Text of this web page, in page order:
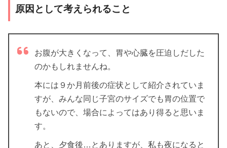
原因として考えられること
お腹が大きくなって、胃や心臓を圧迫しだした
のかもしれませんね。
本には９か月前後の症状として紹介されていま
すが、みんな同じ子宮のサイズでも胃の位置で
もないので、場合によってはあり得ると思いま
す。
あと、夕食後…とありますが、私も夜になると